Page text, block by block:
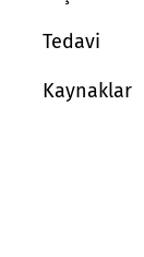
Tedavi
Kaynaklar